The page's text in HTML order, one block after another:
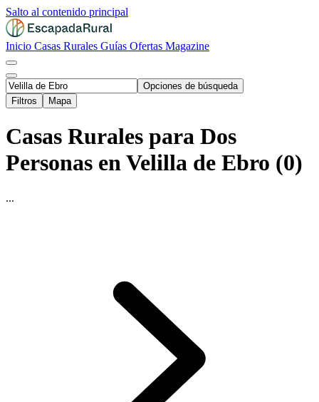
Salto al contenido principal
Inicio Casas Rurales Guías Ofertas Magazine
Opciones de búsqueda
Filtros
Mapa
Casas Rurales para Dos
Personas en Velilla de Ebro (0)
...